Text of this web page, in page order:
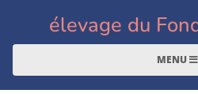
élevage du
MENU